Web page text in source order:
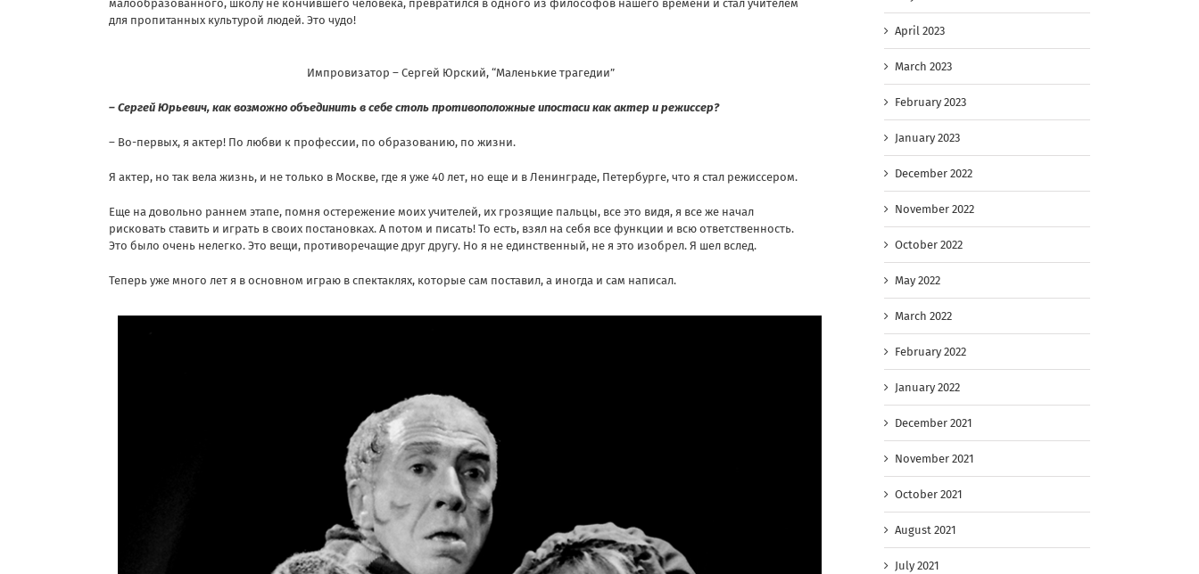
малообразованного, школу не кончившего человека, превратился в одного из философов нашего времени и стал учителем
для пропитанных культурой людей. Это чудо!
Импровизатор – Сергей Юрский, “Маленькие трагедии”
– Сергей Юрьевич, как возможно объединить в себе столь противоположные ипостаси как актер и режиссер?
– Во-первых, я актер! По любви к профессии, по образованию, по жизни.
Я актер, но так вела жизнь, и не только в Москве, где я уже 40 лет, но еще и в Ленинграде, Петербурге, что я стал режиссером.
Еще на довольно раннем этапе, помня остережение моих учителей, их грозящие пальцы, все это видя, я все же начал
рисковать ставить и играть в своих постановках. А потом и писать! То есть, взял на себя все функции и всю ответственность.
Это было очень нелегко. Это вещи, противоречащие друг другу. Но я не единственный, не я это изобрел. Я шел вслед.
Теперь уже много лет я в основном играю в спектаклях, которые сам поставил, а иногда и сам написал.
April 2023
March 2023
February 2023
January 2023
December 2022
November 2022
October 2022
May 2022
March 2022
February 2022
January 2022
December 2021
November 2021
October 2021
August 2021
July 2021